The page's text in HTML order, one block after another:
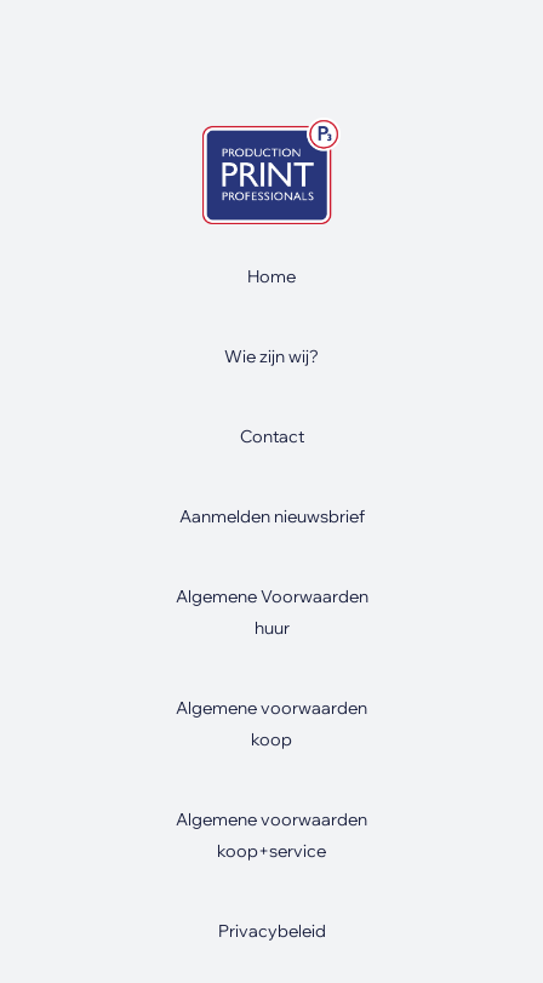
Home
Wie zijn wij?
Contact
Aanmelden nieuwsbrief
Algemene Voorwaarden
huur
Algemene voorwaarden
koop
Algemene voorwaarden
koop+service
Privacybeleid